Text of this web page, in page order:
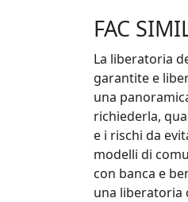
FAC
La liberatoria
garantite e
una
richiederla,
e i rischi da
modelli di
con banca e
una liberatoria